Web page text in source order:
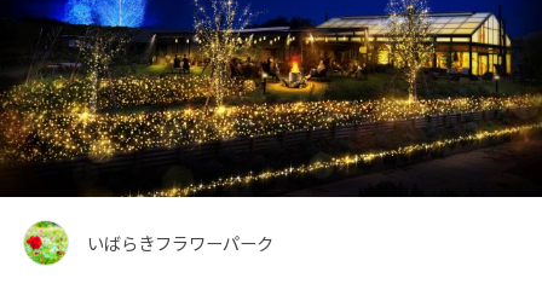
いばらきフラワーパーク